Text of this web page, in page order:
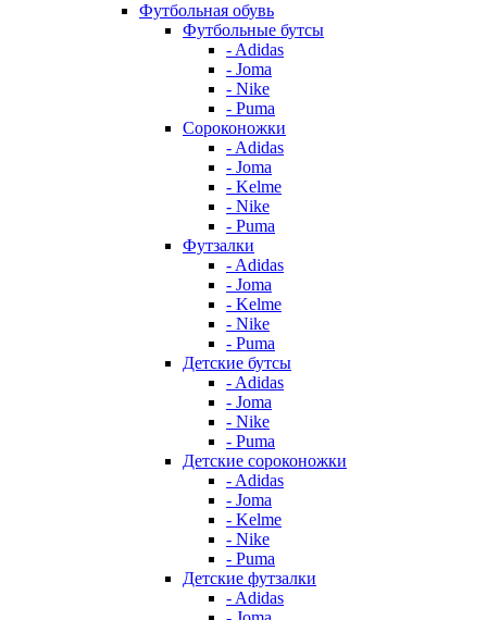
Футбольная обувь
Футбольные бутсы
- Adidas
- Joma
- Nike
- Puma
Сороконожки
- Adidas
- Joma
- Kelme
- Nike
- Puma
Футзалки
- Adidas
- Joma
- Kelme
- Nike
- Puma
Детские бутсы
- Adidas
- Joma
- Nike
- Puma
Детские сороконожки
- Adidas
- Joma
- Kelme
- Nike
- Puma
Детские футзалки
- Adidas